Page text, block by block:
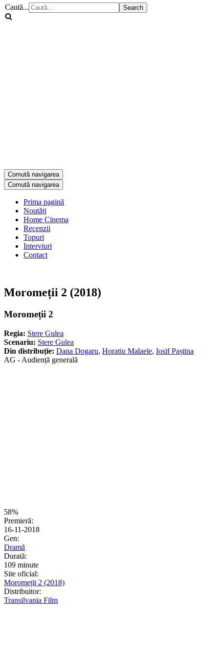
Caută...
Comută navigarea
Comută navigarea
Prima pagină
Noutăți
Home Cinema
Recenzii
Topuri
Interviuri
Contact
Moromeții 2 (2018)
Moromeții 2
Regia: Stere Gulea
Scenariu: Stere Gulea
Din distribuție: Dana Dogaru, Horatiu Malaele, Iosif Paștina
AG - Audiență generală
58%
Premieră:
16-11-2018
Gen:
Dramă
Durată:
109 minute
Site oficial:
Moromeții 2 (2018)
Distribuitor:
Transilvania Film